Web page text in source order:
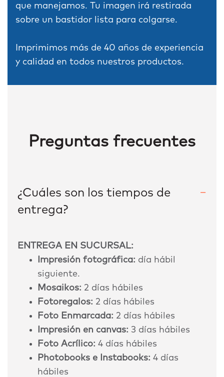
que manejamos. Tu imagen irá restirada
sobre un bastidor lista para colgarse.
Imprimimos más de 40 años de experiencia
y calidad en todos nuestros productos.
Preguntas frecuentes
¿Cuáles son los tiempos de
entrega?
ENTREGA EN SUCURSAL:
Impresión fotográfica: día hábil
siguiente.
Mosaikos: 2 días hábiles
Fotoregalos: 2 días hábiles
Foto Enmarcada: 2 días hábiles
Impresión en canvas: 3 días hábiles
Foto Acrílico: 4 días hábiles
Photobooks e Instabooks: 4 días
hábiles